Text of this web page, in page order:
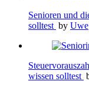
Senioren und
solltest by Uwe
wissen solltest